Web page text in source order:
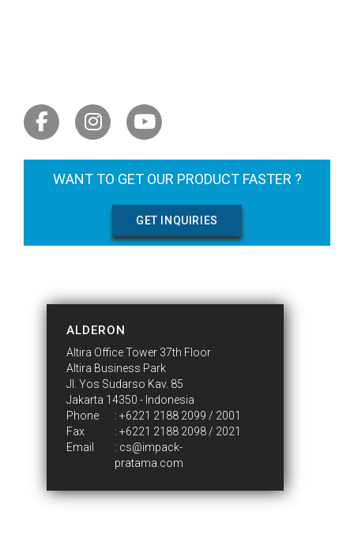
WANT TO GET OUR PRODUCT FASTER ?
GET INQUIRIES
ALDERON
Altira Office Tower 37th Floor
Altira Business Park
Jl. Yos Sudarso Kav. 85
Jakarta 14350 - Indonesia
Phone
: +6221 2188 2099 / 2001
Fax
: +6221 2188 2098 / 2021
Email
: cs@impack-
pratama.com